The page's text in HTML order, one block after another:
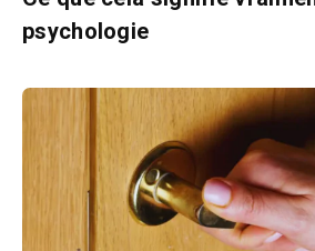
psychologie